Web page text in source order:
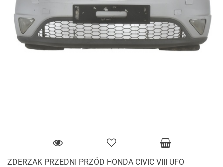
ZDERZAK PRZEDNI PRZÓD HONDA CIVIC VIII UFO